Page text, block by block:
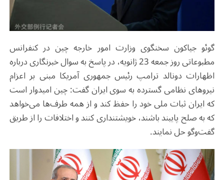
گوئو جیاکون سخنگوی وزارت امور خارجه چین در کنفرانس
مطبوعاتی روز جمعه 23 ژانویه، در پاسخ به سوال خبرنگاری درباره
اظهارات دونالد ترامپ رئیس‌ جمهوری آمریکا مبنی بر اعزام
نیروهای نظامی گسترده به سوی ایران گفت: چین امیدوار است
که ایران ثبات ملی خود را حفظ کند و از همه طرف‌ها می‌خواهد
که به صلح پایبند باشند، خویشتنداری کنند و اختلافات را از طریق
گفت‌وگو حل نمایند.